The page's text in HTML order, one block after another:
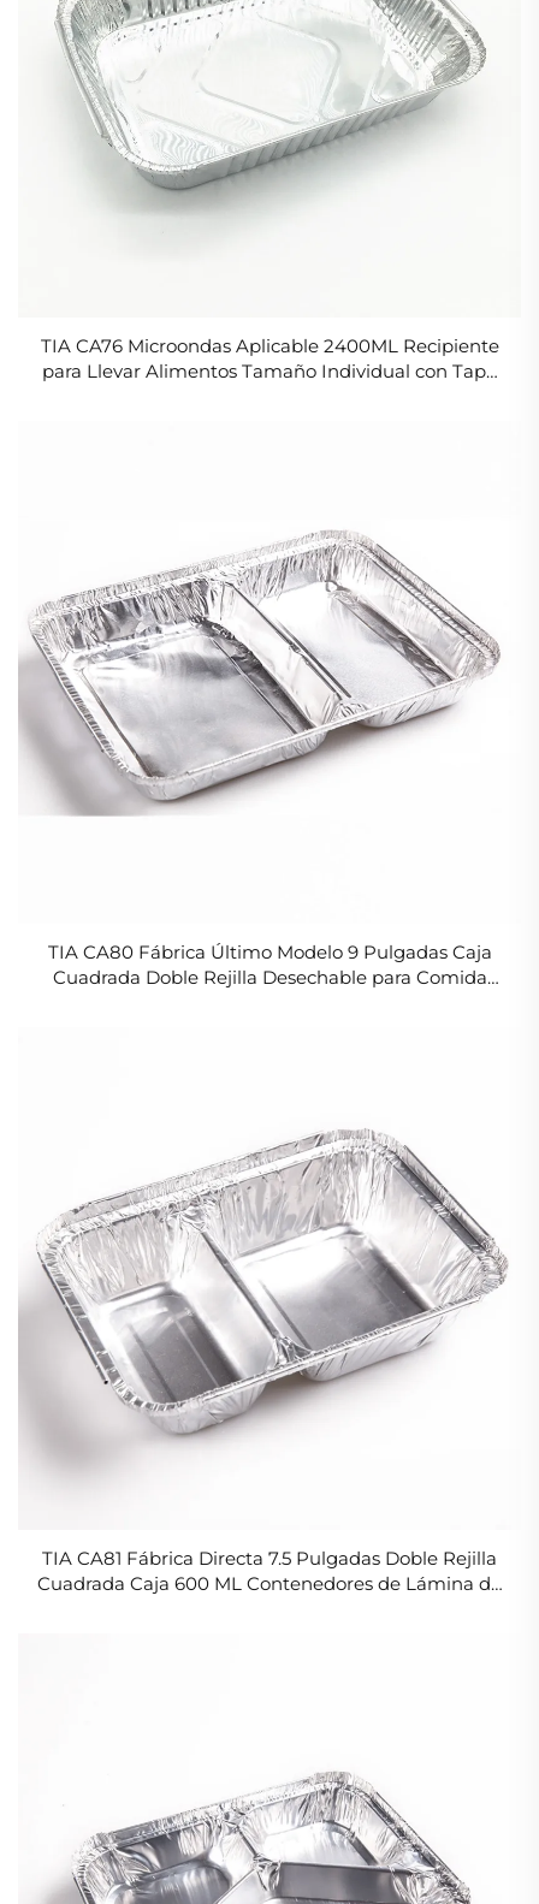
TIA CA76 Microondas Aplicable 2400ML Recipiente
para Llevar Alimentos Tamaño Individual con Tapa
TIA CA80 Fábrica Último Modelo 9 Pulgadas Caja
Cuadrada Doble Rejilla Desechable para Comida
TIA CA81 Fábrica Directa 7.5 Pulgadas Doble Rejilla
Cuadrada Caja 600 ML Contenedores de Lámina de